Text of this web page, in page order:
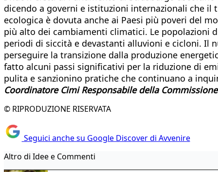
dicendo a governi e istituzioni internazionali che il
ecologica è dovuta anche ai Paesi più poveri del
più alto dei cambiamenti climatici. Le popolazioni
periodi di siccità e devastanti alluvioni e cicloni. Il
perseguire la transizione dalla produzione
fatto alcuni passi significativi per la riduzione di
pulita e sanzionino pratiche che continuano a
Coordinatore Cimi Responsabile della
© RIPRODUZIONE RISERVATA
Seguici anche su Google Discover di Avvenire
Altro di Idee e Commenti